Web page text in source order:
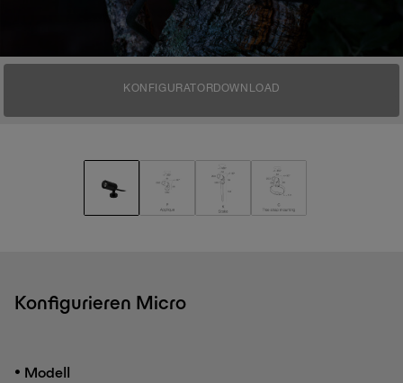
KONFIGURATORDOWNLOAD
Konfigurieren Micro
• Modell